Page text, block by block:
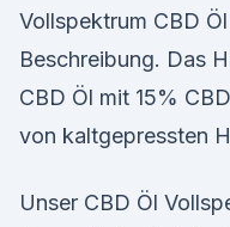
Vollspektrum CBD
Beschreibung. Das
CBD Öl mit 15%
von kaltgepressten
Unser CBD Öl